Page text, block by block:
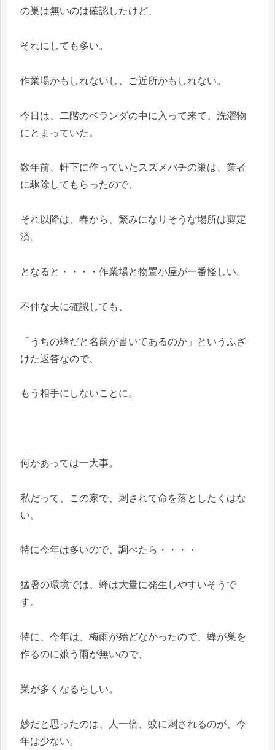
の巣は無いのは確認したけど、
それにしても多い。
作業場かもしれないし、ご近所かもしれない。
今日は、二階のベランダの中に入って来て、洗濯物
にとまっていた。
数年前、軒下に作っていたスズメバチの巣は、業者
に駆除してもらったので、
それ以降は、春から、繁みになりそうな場所は剪定
済。
となると・・・・作業場と物置小屋が一番怪しい。
不仲な夫に確認しても、
「うちの蜂だと名前が書いてあるのか」というふざ
けた返答なので、
もう相手にしないことに。
何かあっては一大事。
私だって、この家で、刺されて命を落としたくはな
い。
特に今年は多いので、調べたら・・・・
猛暑の環境では、蜂は大量に発生しやすいそうで
す。
特に、今年は、梅雨が殆どなかったので、蜂が巣を
作るのに嫌う雨が無いので、
巣が多くなるらしい。
妙だと思ったのは、人一倍、蚊に刺されるのが、今
年は少ない。